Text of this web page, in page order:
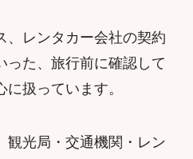
、レンタカー会社の契約
った、旅行前に確認して
扱っています。
観光局・交通機関・レン